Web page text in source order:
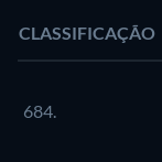
CLASSIFICAÇÃO
684.